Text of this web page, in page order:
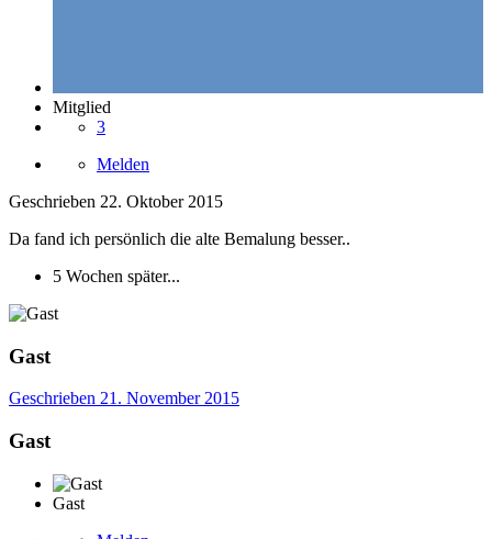
Mitglied
3
Melden
Geschrieben 22. Oktober 2015
Da fand ich persönlich die alte Bemalung besser..
5 Wochen später...
Gast
Geschrieben 21. November 2015
Gast
Gast